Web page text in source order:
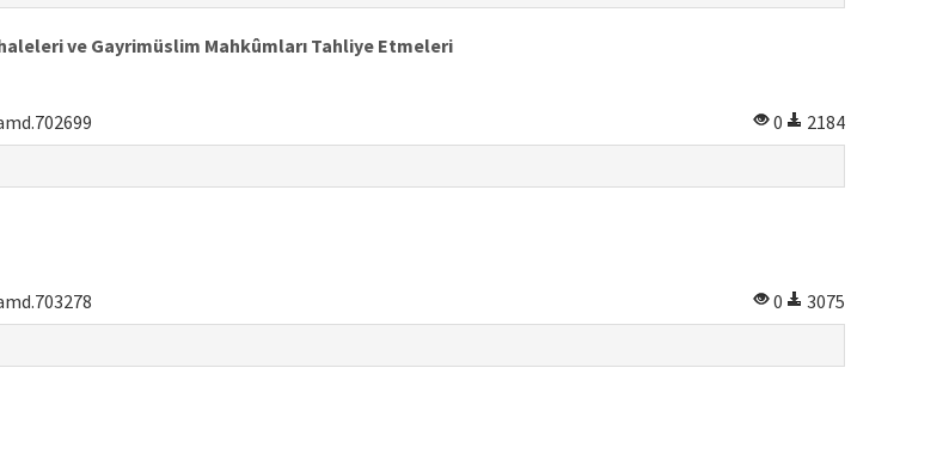
ve Gayrimüslim Mahkûmları Tahliye Etmeleri
0
2184
0
3075